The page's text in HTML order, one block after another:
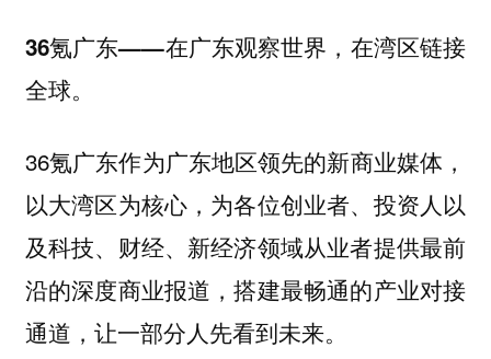
36氪广东——在广东观察世界，在湾区链接
全球。
36氪广东作为广东地区领先的新商业媒体，
以大湾区为核心，为各位创业者、投资人以
及科技、财经、新经济领域从业者提供最前
沿的深度商业报道，搭建最畅通的产业对接
通道，让一部分人先看到未来。